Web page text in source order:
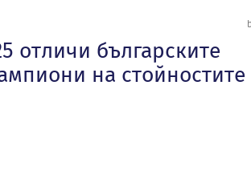
отличи българските
на стойностите